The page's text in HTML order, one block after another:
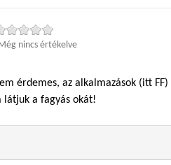
Még nincs értékelve
érdemes, az alkalmazások (itt
látjuk a fagyás okát!